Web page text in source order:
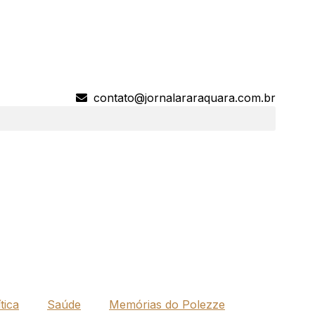
contato@jornalararaquara.com.br
Saúde Memórias do Polezze